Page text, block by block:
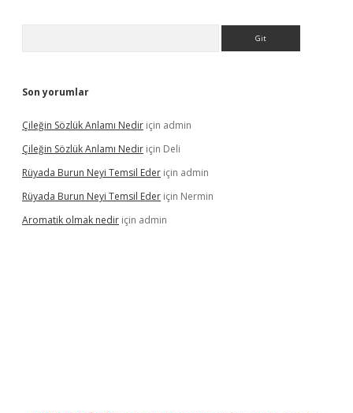
Son yorumlar
Çileğin Sözlük Anlamı Nedir için admin
Çileğin Sözlük Anlamı Nedir için Deli
Rüyada Burun Neyi Temsil Eder için admin
Rüyada Burun Neyi Temsil Eder için Nermin
Aromatik olmak nedir için admin